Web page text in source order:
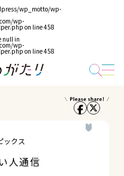
wp_motto/wp-
wp-
on line458
null in
wp-
on line458
ックス
人通信